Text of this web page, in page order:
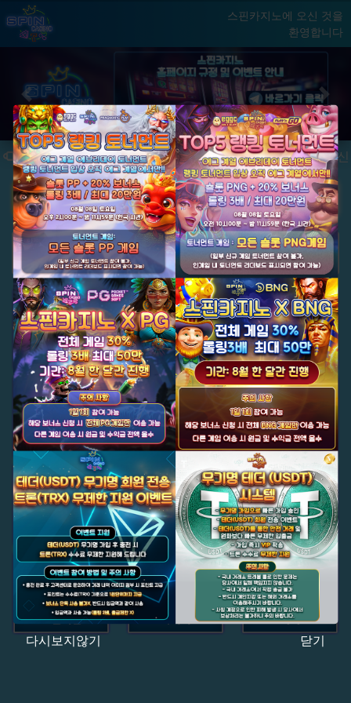
다시보지않기 닫기
스핀카지노에 오신 것을
환영합니다
게임
Previous
Next
★ 국내 최초, 국내 슬롯 1등 에그계열 ★ ★ 신